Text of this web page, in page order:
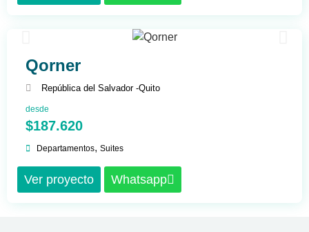
Qorner
República del Salvador -Quito
desde
$187.620
Departamentos, Suites
Ver proyecto Whatsapp